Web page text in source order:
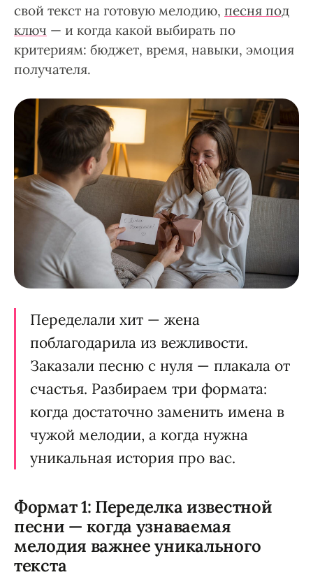
свой текст на готовую мелодию, песня под
ключ — и когда какой выбирать по
критериям: бюджет, время, навыки, эмоция
получателя.
Переделали хит — жена
поблагодарила из вежливости.
Заказали песню с нуля — плакала от
счастья. Разбираем три формата:
когда достаточно заменить имена в
чужой мелодии, а когда нужна
уникальная история про вас.
Формат 1: Переделка известной
песни — когда узнаваемая
мелодия важнее уникального
текста